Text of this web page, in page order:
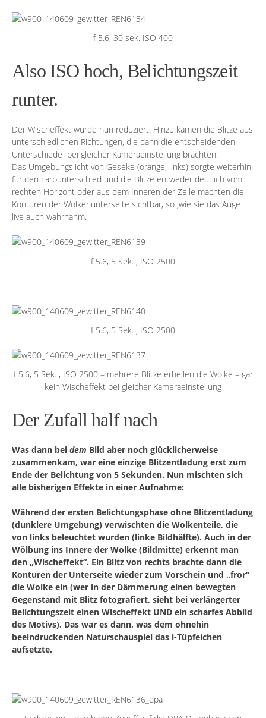
f 5.6, 30 sek. ISO 400
Also ISO hoch, Belichtungszeit
runter.
Der Wischeffekt wurde nun reduziert. Hinzu kamen die Blitze aus
unterschiedlichen Richtungen, die dann die entscheidenden
Unterschiede bei gleicher Kameraeinstellung brachten:
Das Umgebungslicht von Geseke (orange, links) sorgte weiterhin
für den Farbunterschied und die Blitze entweder deutlich vom
rechten Horizont oder aus dem Inneren der Zelle machten die
Konturen der Wolkenunterseite sichtbar, so ,wie sie das Auge
live auch wahrnahm.
f 5.6, 5 Sek. , ISO 2500
f 5.6, 5 Sek. , ISO 2500
f 5.6, 5 Sek. , ISO 2500 – mehrere Blitze erhellen die Wolke – gar
kein Wischeffekt bei gleicher Kameraeinstellung
Der Zufall half nach
Was dann bei dem Bild aber noch glücklicherweise
zusammenkam, war eine einzige Blitzentladung erst zum
Ende der Belichtung von 5 Sekunden. Nun mischten sich
alle bisherigen Effekte in einer Aufnahme:
Während der ersten Belichtungsphase ohne Blitzentladung
(dunklere Umgebung) verwischten die Wolkenteile, die
von links beleuchtet wurden (linke Bildhälfte). Auch in der
Wölbung ins Innere der Wolke (Bildmitte) erkennt man
den „Wischeffekt“. Ein Blitz von rechts brachte dann die
Konturen der Unterseite wieder zum Vorschein und „fror“
die Wolke ein (wer in der Dämmerung einen bewegten
Gegenstand mit Blitz fotografiert, sieht bei verlängerter
Belichtungszeit einen Wischeffekt UND ein scharfes Abbild
des Motivs). Das war es dann, was dem ohnehin
beeindruckenden Naturschauspiel das i-Tüpfelchen
aufsetzte.